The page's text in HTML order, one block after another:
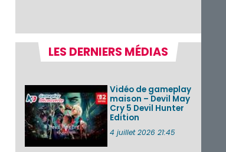
des séquences de
game...
Pokémon GO : les
Un Fire Emblem :
Fortune’s Weave
Direct d’environ 20
LES DERNIERS MÉDIAS
Vidéo de gameplay
maison – Devil May
Cry 5 Devil Hunter
Edition
4 juillet 2026 21:45